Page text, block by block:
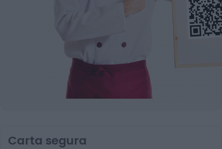
Carta segura